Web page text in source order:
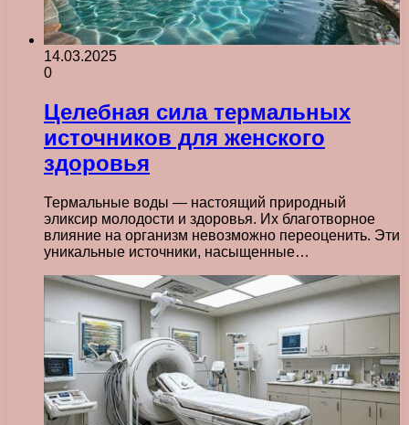
14.03.2025
0
Целебная сила термальных
источников для женского
здоровья
Термальные воды — настоящий природный
эликсир молодости и здоровья. Их благотворное
влияние на организм невозможно переоценить. Эти
уникальные источники, насыщенные…